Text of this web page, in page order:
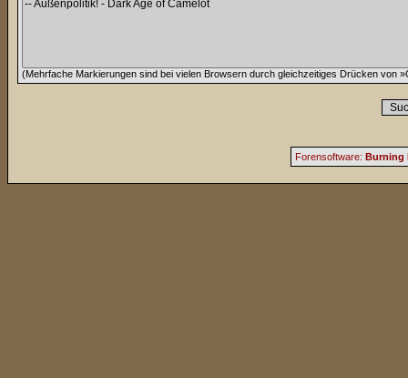
(Mehrfache Markierungen sind bei vielen Browsern durch gleichzeitiges Drücken von
Forensoftware: Burning